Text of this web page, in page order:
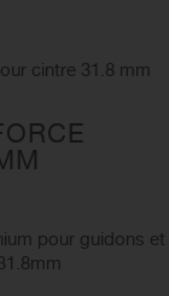
cintre 31.8 mm
pour guidons et